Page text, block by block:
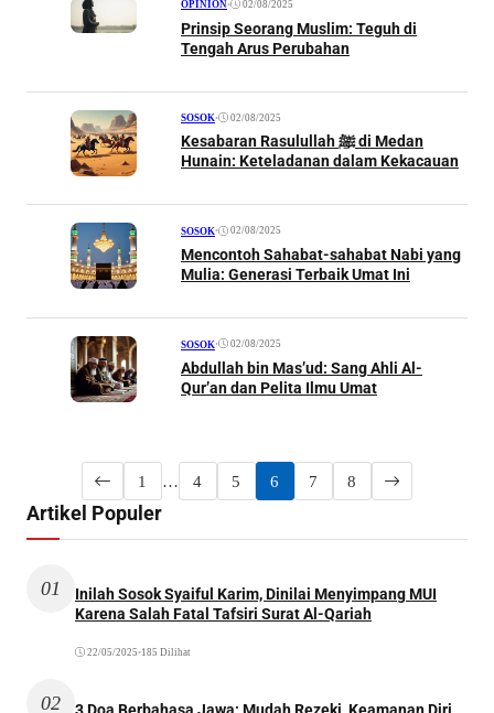
OPINION• 02/08/2025
Prinsip Seorang Muslim: Teguh di
Tengah Arus Perubahan
SOSOK• 02/08/2025
Kesabaran Rasulullah ﷺ di Medan
Hunain: Keteladanan dalam Kekacauan
SOSOK• 02/08/2025
Mencontoh Sahabat-sahabat Nabi yang
Mulia: Generasi Terbaik Umat Ini
SOSOK• 02/08/2025
Abdullah bin Mas’ud: Sang Ahli Al-
Qur’an dan Pelita Ilmu Umat
1 … 4 5 6 7 8
Artikel Populer
01
Inilah Sosok Syaiful Karim, Dinilai Menyimpang MUI
Karena Salah Fatal Tafsiri Surat Al-Qariah
22/05/2025 •185 Dilihat
02
3 Doa Berbahasa Jawa: Mudah Rezeki, Keamanan Diri,